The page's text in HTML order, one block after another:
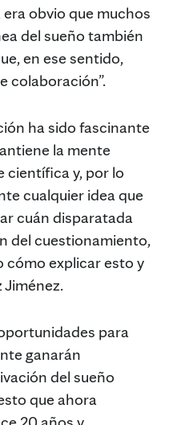
obvio que muchos
del sueño también
en ese sentido,
colaboración”.
ha sido fascinante
la mente
científica y, por lo
cualquier idea que
cuán disparatada
del cuestionamiento,
cómo explicar esto y
Jiménez.
para
ganarán
del sueño
que ahora